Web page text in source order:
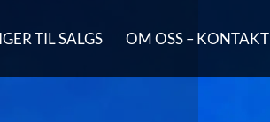
TIL SALGS OM OSS – KONTAKT